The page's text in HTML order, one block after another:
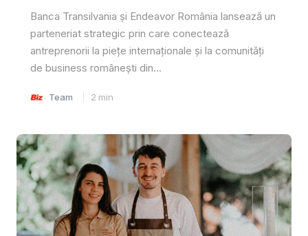
Banca Transilvania și Endeavor România lansează un
parteneriat strategic prin care conectează
antreprenorii la piețe internaționale și la comunități
de business românești din...
Team 2 min